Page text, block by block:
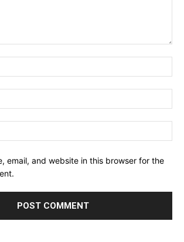
email, and website in this browser for the